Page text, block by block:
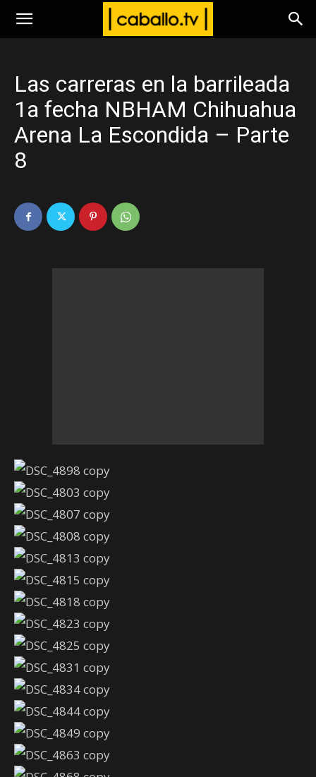
www.caballo.tv
Las carreras en la barrileada
1a fecha NBHAM Chihuahua
Arena La Escondida – Parte
8